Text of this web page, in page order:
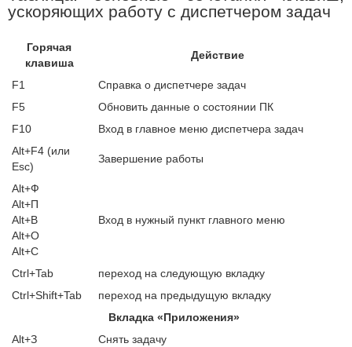
ускоряющих работу с диспетчером задач
Горячая
клавиша
Действие
F1
Справка о диспетчере задач
F5
Обновить данные о состоянии ПК
F10
Вход в главное меню диспетчера задач
Alt+F4 (или
Esc)
Завершение работы
Аlt+Ф
Аlt+П
Аlt+В
Аlt+О
Аlt+С
Вход в нужный пункт главного меню
Ctrl+Tab
переход на следующую вкладку
Ctrl+Shift+Tab
переход на предыдущую вкладку
Вкладка «Приложения»
Аlt+З
Снять задачу